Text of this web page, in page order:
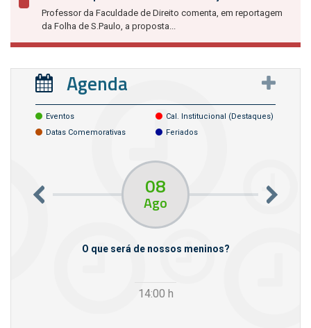
Professor da Faculdade de Direito comenta, em reportagem
da Folha de S.Paulo, a proposta...
Agenda
Eventos
Cal. Institucional (destaques)
Datas Comemorativas
Feriados
08
Ago
O que será de nossos meninos?
14:00 h